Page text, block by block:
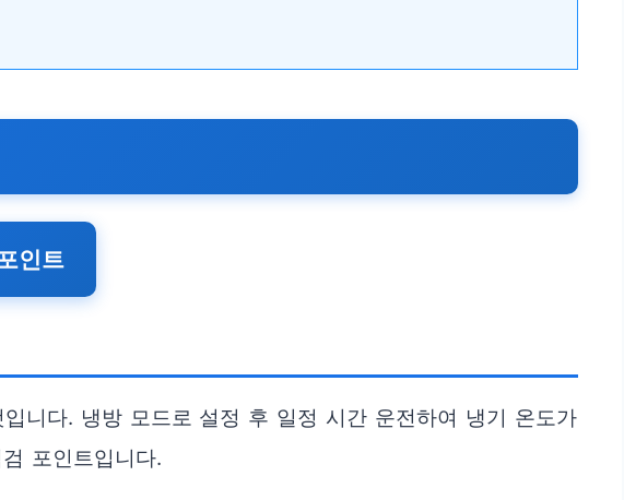
인트
니다. 냉방 모드로 설정 후 일정 시간 운전하여 냉기 온도가
포인트입니다.